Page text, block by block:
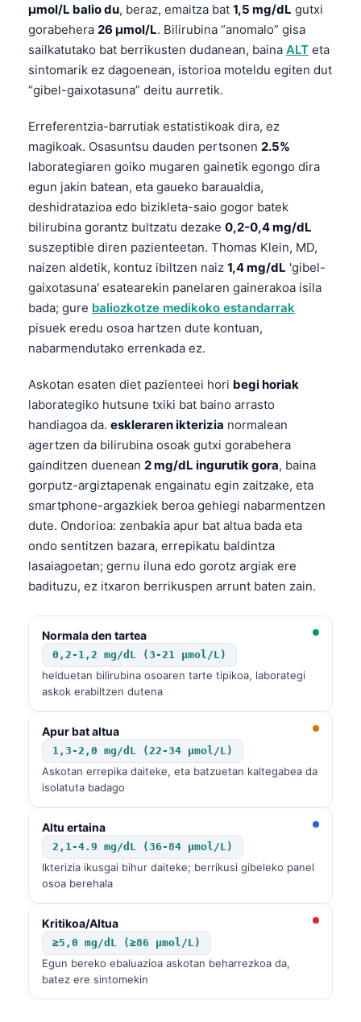
µmol/L balio du, beraz, emaitza bat 1,5 mg/dL gutxi
gorabehera 26 µmol/L. Bilirubina “anomalo” gisa
sailkatutako bat berrikusten dudanean, baina ALT eta
sintomarik ez dagoenean, istorioa moteldu egiten dut
“gibel-gaixotasuna” deitu aurretik.
Erreferentzia-barrutiak estatistikoak dira, ez
magikoak. Osasuntsu dauden pertsonen 2.5%
laborategiaren goiko mugaren gainetik egongo dira
egun jakin batean, eta gaueko baraualdia,
deshidratazioa edo bizikleta-saio gogor batek
bilirubina gorantz bultzatu dezake 0,2-0,4 mg/dL
suszeptible diren pazienteetan. Thomas Klein, MD,
naizen aldetik, kontuz ibiltzen naiz 1,4 mg/dL 'gibel-
gaixotasuna' esatearekin panelaren gainerakoa isila
bada; gure baliozkotze medikoko estandarrak
pisuek eredu osoa hartzen dute kontuan,
nabarmendutako errenkada ez.
Askotan esaten diet pazienteei hori begi horiak
laborategiko hutsune txiki bat baino arrasto
handiagoa da. eskleraren ikterizia normalean
agertzen da bilirubina osoak gutxi gorabehera
gainditzen duenean 2 mg/dL ingurutik gora, baina
gorputz-argiztapenak engainatu egin zaitzake, eta
smartphone-argazkiek beroa gehiegi nabarmentzen
dute. Ondorioa: zenbakia apur bat altua bada eta
ondo sentitzen bazara, errepikatu baldintza
lasaiagoetan; gernu iluna edo gorotz argiak ere
badituzu, ez itxaron berrikuspen arrunt baten zain.
Normala den tartea
0,2-1,2 mg/dL (3-21 µmol/L)
helduetan bilirubina osoaren tarte tipikoa, laborategi
askok erabiltzen dutena
Apur bat altua
1,3-2,0 mg/dL (22-34 µmol/L)
Askotan errepika daiteke, eta batzuetan kaltegabea da
isolatuta badago
Altu ertaina
2,1-4.9 mg/dL (36-84 µmol/L)
Ikterizia ikusgai bihur daiteke; berrikusi gibeleko panel
osoa berehala
Kritikoa/Altua
≥5,0 mg/dL (≥86 µmol/L)
Egun bereko ebaluazioa askotan beharrezkoa da,
batez ere sintomekin